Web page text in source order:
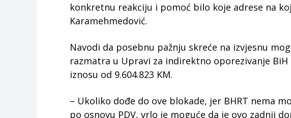
konkretnu reakciju i pomoć bilo koje adrese na
Karamehmedović.
Navodi da posebnu pažnju skreće na izvjesnu
razmatra u Upravi za indirektno oporezivanje BiH
iznosu od 9.604.823 KM.
– Ukoliko dođe do ove blokade, jer BHRT nema
po osnovu PDV, vrlo je moguće da je ovo zadnji